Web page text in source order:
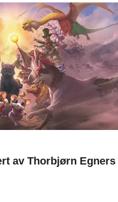
av Thorbjørn Egners